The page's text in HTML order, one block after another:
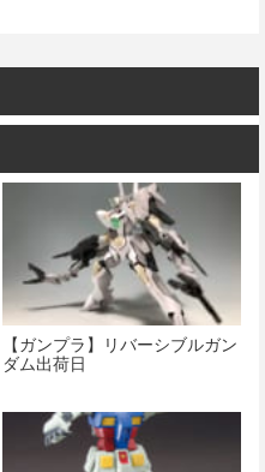
【ガンプラ】リバーシブルガン
ダム出荷日